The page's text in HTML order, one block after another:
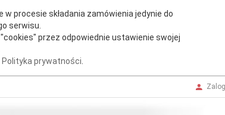
procesie składania zamówienia jedynie do
serwisu.
przez odpowiednie ustawienie swojej
Polityka prywatności.